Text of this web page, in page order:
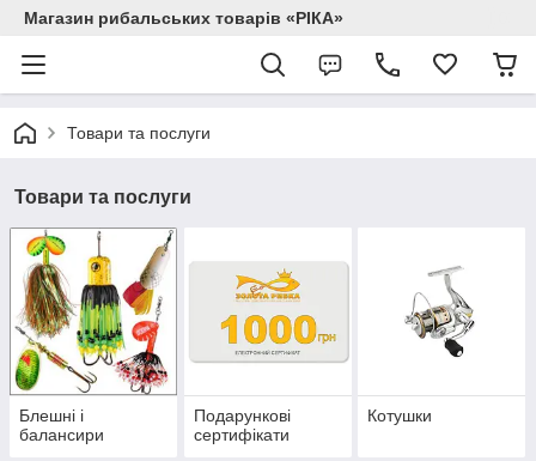
Магазин рибальських товарів «РІКА»
Товари та послуги
Товари та послуги
Блешні і
балансири
Подарункові
сертифікати
Котушки